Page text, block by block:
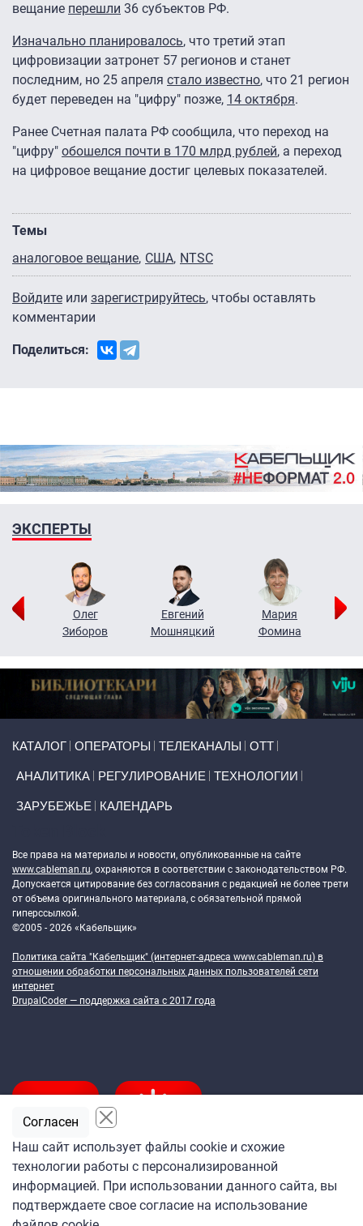
вещание перешли 36 субъектов РФ.
Изначально планировалось, что третий этап
цифровизации затронет 57 регионов и станет
последним, но 25 апреля стало известно, что 21 регион
будет переведен на "цифру" позже, 14 октября.
Ранее Счетная палата РФ сообщила, что переход на
"цифру" обошелся почти в 170 млрд рублей, а переход
на цифровое вещание достиг целевых показателей.
Темы
аналоговое вещание США NTSC
Войдите или зарегистрируйтесь, чтобы оставлять
комментарии
Поделиться:
ЭКСПЕРТЫ
Олег
Зиборов
Евгений
Мошняцкий
Мария
Фомина
КАТАЛОГ ОПЕРАТОРЫ ТЕЛЕКАНАЛЫ ОТТ
АНАЛИТИКА РЕГУЛИРОВАНИЕ ТЕХНОЛОГИИ
ЗАРУБЕЖЬЕ КАЛЕНДАРЬ
Все права на материалы и новости, опубликованные на сайте
www.cableman.ru, охраняются в соответствии с законодательством РФ.
Допускается цитирование без согласования с редакцией не более трети
от объема оригинального материала, с обязательной прямой
гиперссылкой.
©2005 - 2026 «Кабельщик»
Политика сайта "Кабельщик" (интернет-адреса www.cableman.ru) в
отношении обработки персональных данных пользователей сети
интернет
DrupalCoder — поддержка сайта c 2017 года
Подпишитесь
на ежедневную рассылку
«Кабельщика»
Наш сайт использует файлы cookie и схожие
технологии работы с персонализированной
информацией. При использовании данного сайта, вы
подтверждаете свое согласие на использование
Согласен